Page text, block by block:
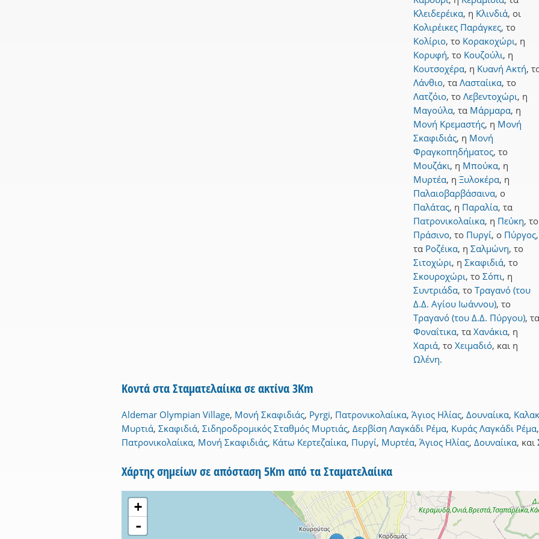
Κλειδερέικα, η Κλινδιά, οι
Κολιρέικες Παράγκες, το
Κολίριο, το Κορακοχώρι, η
Κορυφή, το Κουζούλι, η
Κουτσοχέρα, η Κυανή Ακτή,
Λάνθιο, τα Λασταίικα, το
Λατζόιο, το Λεβεντοχώρι, η
Μαγούλα, τα Μάρμαρα, η
Μονή Κρεμαστής, η Μονή
Σκαφιδιάς, η Μονή
Φραγκοπηδήματος, το
Μουζάκι, η Μπούκα, η
Μυρτέα, η Ξυλοκέρα, η
Παλαιοβαρβάσαινα, ο
Παλάτας, η Παραλία, τα
Πατρονικολαίικα, η Πεύκη, το
Πράσινο, το Πυργί, ο Πύργος,
τα Ροζέικα, η Σαλμώνη, το
Σιτοχώρι, η Σκαφιδιά, το
Σκουροχώρι, το Σόπι, η
Συντριάδα, το Τραγανό (του
Δ.Δ. Αγίου Ιωάννου), το
Τραγανό (του Δ.Δ. Πύργου), τα
Φοναΐτικα, τα Χανάκια, η
Χαριά, το Χειμαδιό, και η
Ωλένη.
Κοντά στα Σταματελαίικα σε ακτίνα 3Km
Aldemar Olympian Village, Μονή Σκαφιδιάς, Pyrgi, Πατρονικολαίικα, Άγιος Ηλίας, Δουναίικα,
Μυρτιά, Σκαφιδιά, Σιδηροδρομικός Σταθμός Μυρτιάς, Δερβίση Λαγκάδι Ρέμα, Κυράς Λαγκάδι Ρέμα
Πατρονικολαίικα, Μονή Σκαφιδιάς, Κάτω Κερτεζαίικα, Πυργί, Μυρτέα, Άγιος Ηλίας, Δουναίικα, και
Χάρτης σημείων σε απόσταση 5Km από τα Σταματελαίικα
+
-